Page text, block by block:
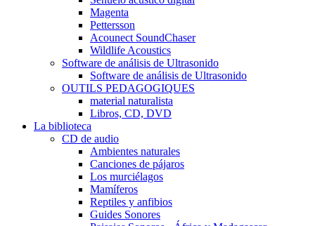
Magenta
Pettersson
Acounect SoundChaser
Wildlife Acoustics
Software de análisis de Ultrasonido
Software de análisis de Ultrasonido
OUTILS PEDAGOGIQUES
material naturalista
Libros, CD, DVD
La biblioteca
CD de audio
Ambientes naturales
Canciones de pájaros
Los murciélagos
Mamíferos
Reptiles y anfibios
Guides Sonores